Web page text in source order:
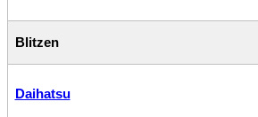
Blitzen
Daihatsu